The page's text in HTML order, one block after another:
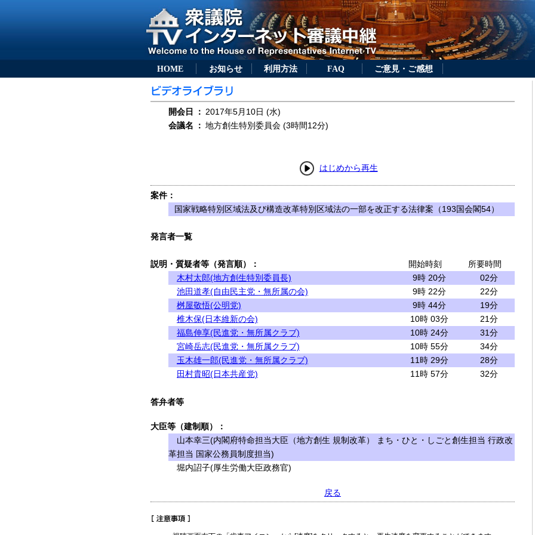
HOME お知らせ 利用方法 FAQ ご意見・ご感想
開会日 ： 2017年5月10日 (水)
会議名
： 地方創生特別委員会 (3時間12分)
はじめから再生
案件：
国家戦略特別区域法及び構造改革特別区域法の一部を改正する法律案（193国会閣54）
発言者一覧
説明・質疑者等（発言順）： 開始時刻
所要時間
木村太郎(地方創生特別委員長)
9時 20分
02分
池田道孝(自由民主党・無所属の会)
9時 22分
22分
桝屋敬悟(公明党)
9時 44分
19分
椎木保(日本維新の会)
10時 03分
21分
福島伸享(民進党・無所属クラブ)
10時 24分
31分
宮崎岳志(民進党・無所属クラブ)
10時 55分
34分
玉木雄一郎(民進党・無所属クラブ)
11時 29分
28分
田村貴昭(日本共産党)
11時 57分 32分
答弁者等
大臣等（建制順）：
山本幸三(内閣府特命担当大臣（地方創生 規制改革） まち・ひと・しごと創生担当 行政改
革担当 国家公務員制度担当)
堀内詔子(厚生労働大臣政務官)
戻る